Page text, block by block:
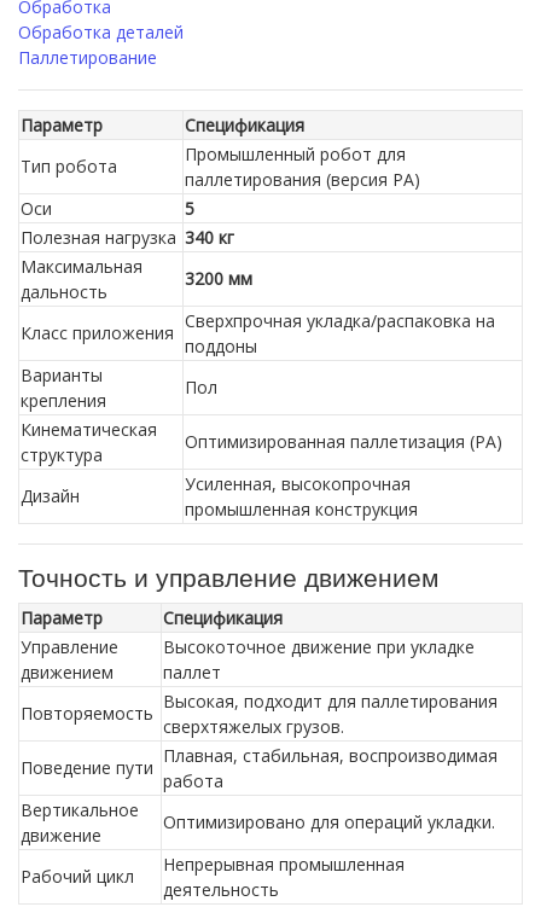
Обработка
Обработка деталей
Паллетирование
Параметр
Спецификация
Тип робота
Промышленный робот для
паллетирования (версия PA)
Оси
5
Полезная нагрузка 340 кг
Максимальная
дальность
3200 мм
Класс приложения
Сверхпрочная укладка/распаковка на
поддоны
Варианты
крепления
Пол
Кинематическая
структура
Оптимизированная паллетизация (PA)
Дизайн
Усиленная, высокопрочная
промышленная конструкция
Точность и управление движением
Параметр
Спецификация
Управление
движением
Высокоточное движение при укладке
паллет
Повторяемость
Высокая, подходит для паллетирования
сверхтяжелых грузов.
Поведение пути
Плавная, стабильная, воспроизводимая
работа
Вертикальное
движение
Оптимизировано для операций укладки.
Рабочий цикл
Непрерывная промышленная
деятельность